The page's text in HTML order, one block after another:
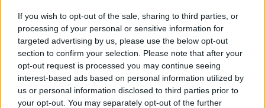
If you wish to opt-out of the sale, sharing to third parties, or
processing of your personal or sensitive information for
targeted advertising by us, please use the below opt-out
section to confirm your selection. Please note that after your
opt-out request is processed you may continue seeing
interest-based ads based on personal information utilized by
us or personal information disclosed to third parties prior to
your opt-out. You may separately opt-out of the further
puntare il dito su di lei, perché ci aveva
impiegato troppo a ricordarsi di essere stata
violentata, e mettere in discussione la sua
credibilità, sostenendo che non si potesse avere
una storia pluriennale con un uomo che si
accusava di tali orrori. Non le è importato